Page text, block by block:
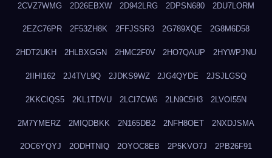
2CVZ7WMG 2D26EBXW 2D942LRG 2DPSN680 2DU7LORM
2EZC76PR 2F53ZH8K 2FFJSSR3 2G789XQE 2G8M6D58
2HDT2UKH 2HLBXGGN 2HMC2F0V 2HO7QAUP 2HYWPJNU
2IIHI162 2J4TVL9Q 2JDKS9WZ 2JG4QYDE 2JSJLGSQ
2KKCIQS5 2KL1TDVU 2LCI7CW6 2LN9C5H3 2LVOI55N
2M7YMERZ 2MIQDBKK 2N165DB2 2NFH8OET 2NXDJSMA
2OC6YQYJ 2ODHTNIQ 2OYOC8EB 2P5KVO7J 2PB26F91